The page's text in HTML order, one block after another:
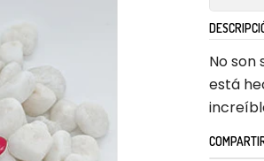
No son
está